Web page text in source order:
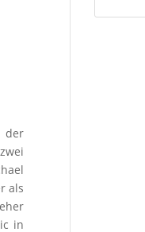
der
als
in